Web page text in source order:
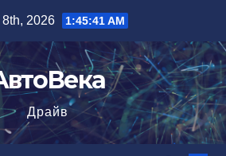
2026 1:45:42 AM
Драйв